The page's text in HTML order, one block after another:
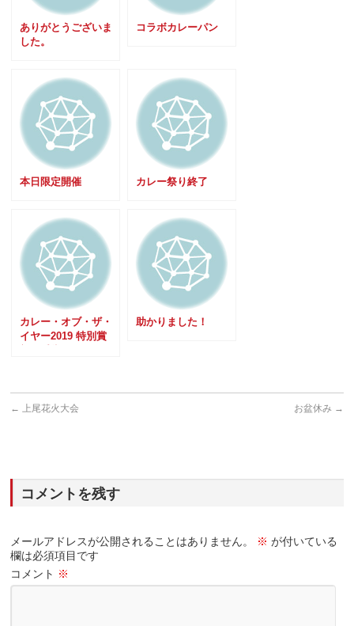
ありがとうございま
した。
コラボカレーパン
本日限定開催 カレー祭り終了
カレー・オブ・ザ・
イヤー2019 特別賞
助かりました！
← 上尾花火大会 お盆休み →
コメントを残す
メールアドレスが公開されることはありません。 ※ が付いている
欄は必須項目です
コメント ※